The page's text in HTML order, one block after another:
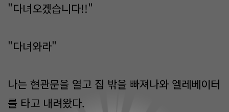
"다녀오겠습니다!!"
"다녀와라"
나는 현관문을 열고 집 밖을 빠져나와 엘레베이터
를 타고 내려왔다.